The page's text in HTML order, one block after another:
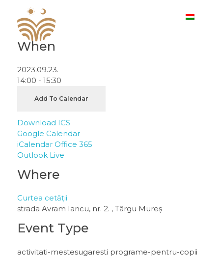
I. Sărbătoare Meşteşugurilor Ardeleneşti
When
2023.09.23.
14:00 - 15:30
Add To Calendar
Download ICS
Google Calendar
iCalendar Office 365
Outlook Live
Where
Curtea cetății
strada Avram Iancu, nr. 2. , Târgu Mureș
Event Type
activitati-mestesugaresti programe-pentru-copii